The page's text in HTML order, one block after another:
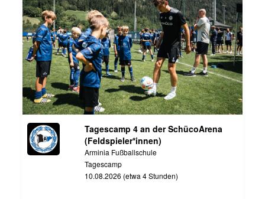
Tagescamp 4 an der SchücoArena
(Feldspieler*innen)
Arminia Fußballschule
Tagescamp
10.08.2026 (etwa 4 Stunden)